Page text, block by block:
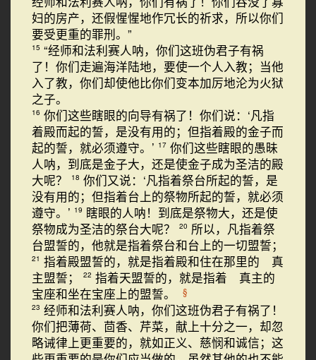
妇的房产，还假惺惺地作冗长的祈求，所以你们
要受更重的罪刑。”
15 “经师和法利赛人呐，你们这班伪君子有祸
了！你们走遍海洋陆地，要使一个人入教；当他
入了教，你们却使他比你们变本加厉地沦为火狱
之子。
16 你们这些瞎眼的向导有祸了！你们说：‘凡指
着殿而起的誓，是没有用的；但指着殿的金子而
起的誓，就必须遵守。’ 17 你们这些瞎眼的愚昧
人呐，到底是金子大，还是使金子成为圣洁的殿
大呢？
18 你们又说：‘凡指着祭台所起的誓，是
没有用的；但指着台上的祭物所起的誓，就必须
遵守。’ 19 瞎眼的人呐！到底是祭物大，还是使
祭物成为圣洁的祭台大呢？
20 所以，凡指着祭
台盟誓的，他就是指着祭台和台上的一切盟誓；
21 指着殿盟誓的，就是指着殿和住在那里的 真
主盟誓；
22 指着天盟誓的，就是指着 真主的
宝座和坐在宝座上的盟誓。
§
23 经师和法利赛人呐，你们这班伪君子有祸了！
你们把薄荷、茴香、芹菜，献上十分之一，却忽
略诫律上更重要的，就如正义、慈悯和诚信；这